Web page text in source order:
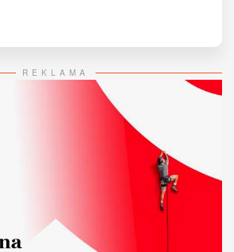
REKLAMA